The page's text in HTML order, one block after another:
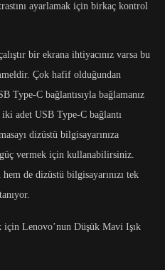
ayarlamak için birkaç kontrol
bir ekrana ihtiyacınız varsa bu
Çok hafif olduğundan
Type-C bağlantısıyla bağlamanız
adet USB Type-C bağlantı
dizüstü bilgisayarınıza
vermek için kullanabilirsiniz.
de dizüstü bilgisayarınızı tek
için Lenovo’nun Düşük Mavi Işık